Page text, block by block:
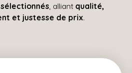
, alliant qualité,
et justesse de prix.